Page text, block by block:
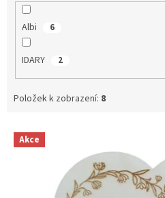
Albi 6
IDARY 2
Položek k zobrazení: 8
V Akce